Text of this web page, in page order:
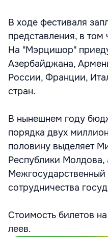
В ходе фестиваля
представления, в том
На "Мэрцишор"
Азербайджана,
России, Франции,
стран.
В нынешнем году
порядка двух
половину выделяет
Республики Молдова,
сотрудничества
Стоимость билетов
леев.